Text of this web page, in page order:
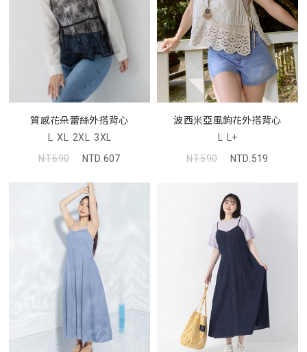
質感花朵蕾絲外搭背心
L XL 2XL 3XL
NT.690
NTD.607
波西米亞風鉤花外搭背心
L L+
NT.590
NTD.519